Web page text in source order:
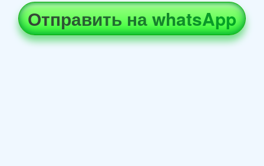
Отправить на whatsApp